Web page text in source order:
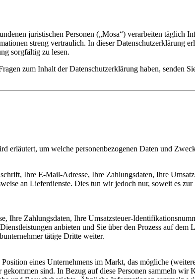
juristischen Personen („Mosa“) verarbeiten täglich
streng vertraulich. In dieser Datenschutzerklärung
sorgfältig zu lesen.
zum Inhalt der Datenschutzerklärung haben, senden
erläutert, um welche personenbezogenen Daten und
Ihre E-Mail-Adresse, Ihre Zahlungsdaten, Ihre
an Lieferdienste. Dies tun wir jedoch nur, soweit es
Ihre Zahlungsdaten, Ihre Umsatzsteuer-
anbieten und Sie über den Prozess auf dem
tätige Dritte weiter.
eines Unternehmens im Markt, das mögliche
sind. In Bezug auf diese Personen sammeln wir